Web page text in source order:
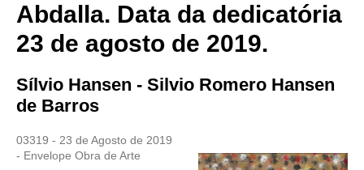
Abdalla. Data da dedicatória
23 de agosto de 2019.
Sílvio Hansen - Silvio Romero Hansen
de Barros
03319 - 23 de Agosto de 2019
- Envelope Obra de Arte